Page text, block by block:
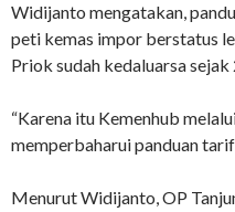
Widijanto mengatakan,
peti kemas impor berstatus
Priok sudah kedaluarsa sejak
“Karena itu Kemenhub
memperbaharui panduan tarif
Menurut Widijanto, OP